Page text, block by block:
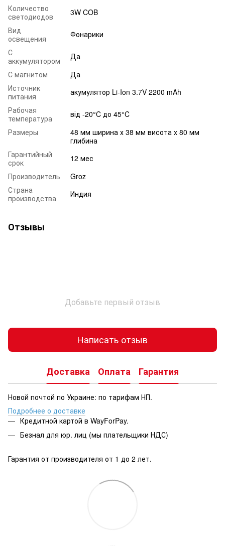
Количество
светодиодов
3W COB
Вид
освещения
Фонарики
С
аккумулятором
Да
С магнитом
Да
Источник
питания
акумулятор Li-Ion 3.7V 2200 mAh
Рабочая
температура
від -20°C до 45°C
Размеры
48 мм ширина х 38 мм висота х 80 мм
глибина
Гарантийный
срок
12 мес
Производитель
Groz
Страна
производства
Индия
Отзывы
Добавьте первый отзыв
Написать отзыв
Доставка Оплата Гарантия
Новой почтой по Украине: по тарифам НП.
Подробнее о доставке
Кредитной картой в WayForPay.
Безнал для юр. лиц (мы плательщики НДС)
Гарантия от производителя от 1 до 2 лет.